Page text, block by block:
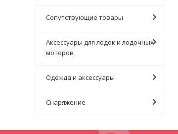
Сопутствующие товары
Аксессуары для лодок и лодочных
моторов
Одежда и аксессуары
Снаряжение